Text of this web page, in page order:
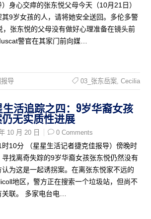
身心交瘁的张东悦父母今天（10月21日）
9岁女孩的人，请将她安全送回。多伦多警
，张东悦的父母没有做好心理准备在镜头前
警官在其家门前向媒…
导 03_张东岳案, Cecilia
生活追踪之四：9岁华裔女孩
无实质性进展
10 月 20 日 0 Comments
10分 （星星生活记者捷克佳报导）傍晚时
找离奇失踪的9岁华裔女孩张东悦仍然没有
为这是一起诱拐案。在离张东悦家不远的
地区，警方正在搜索一个垃圾站，但尚不
联。 多家电台电…